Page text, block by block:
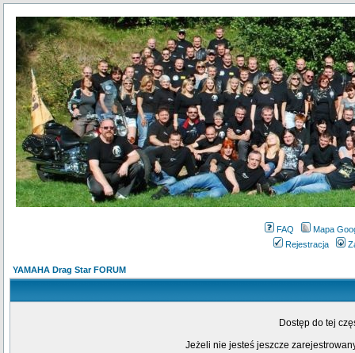
FAQ
Mapa
Rejestracja
YAMAHA Drag Star FORUM
Dostęp do tej
Jeżeli nie jesteś jeszcze